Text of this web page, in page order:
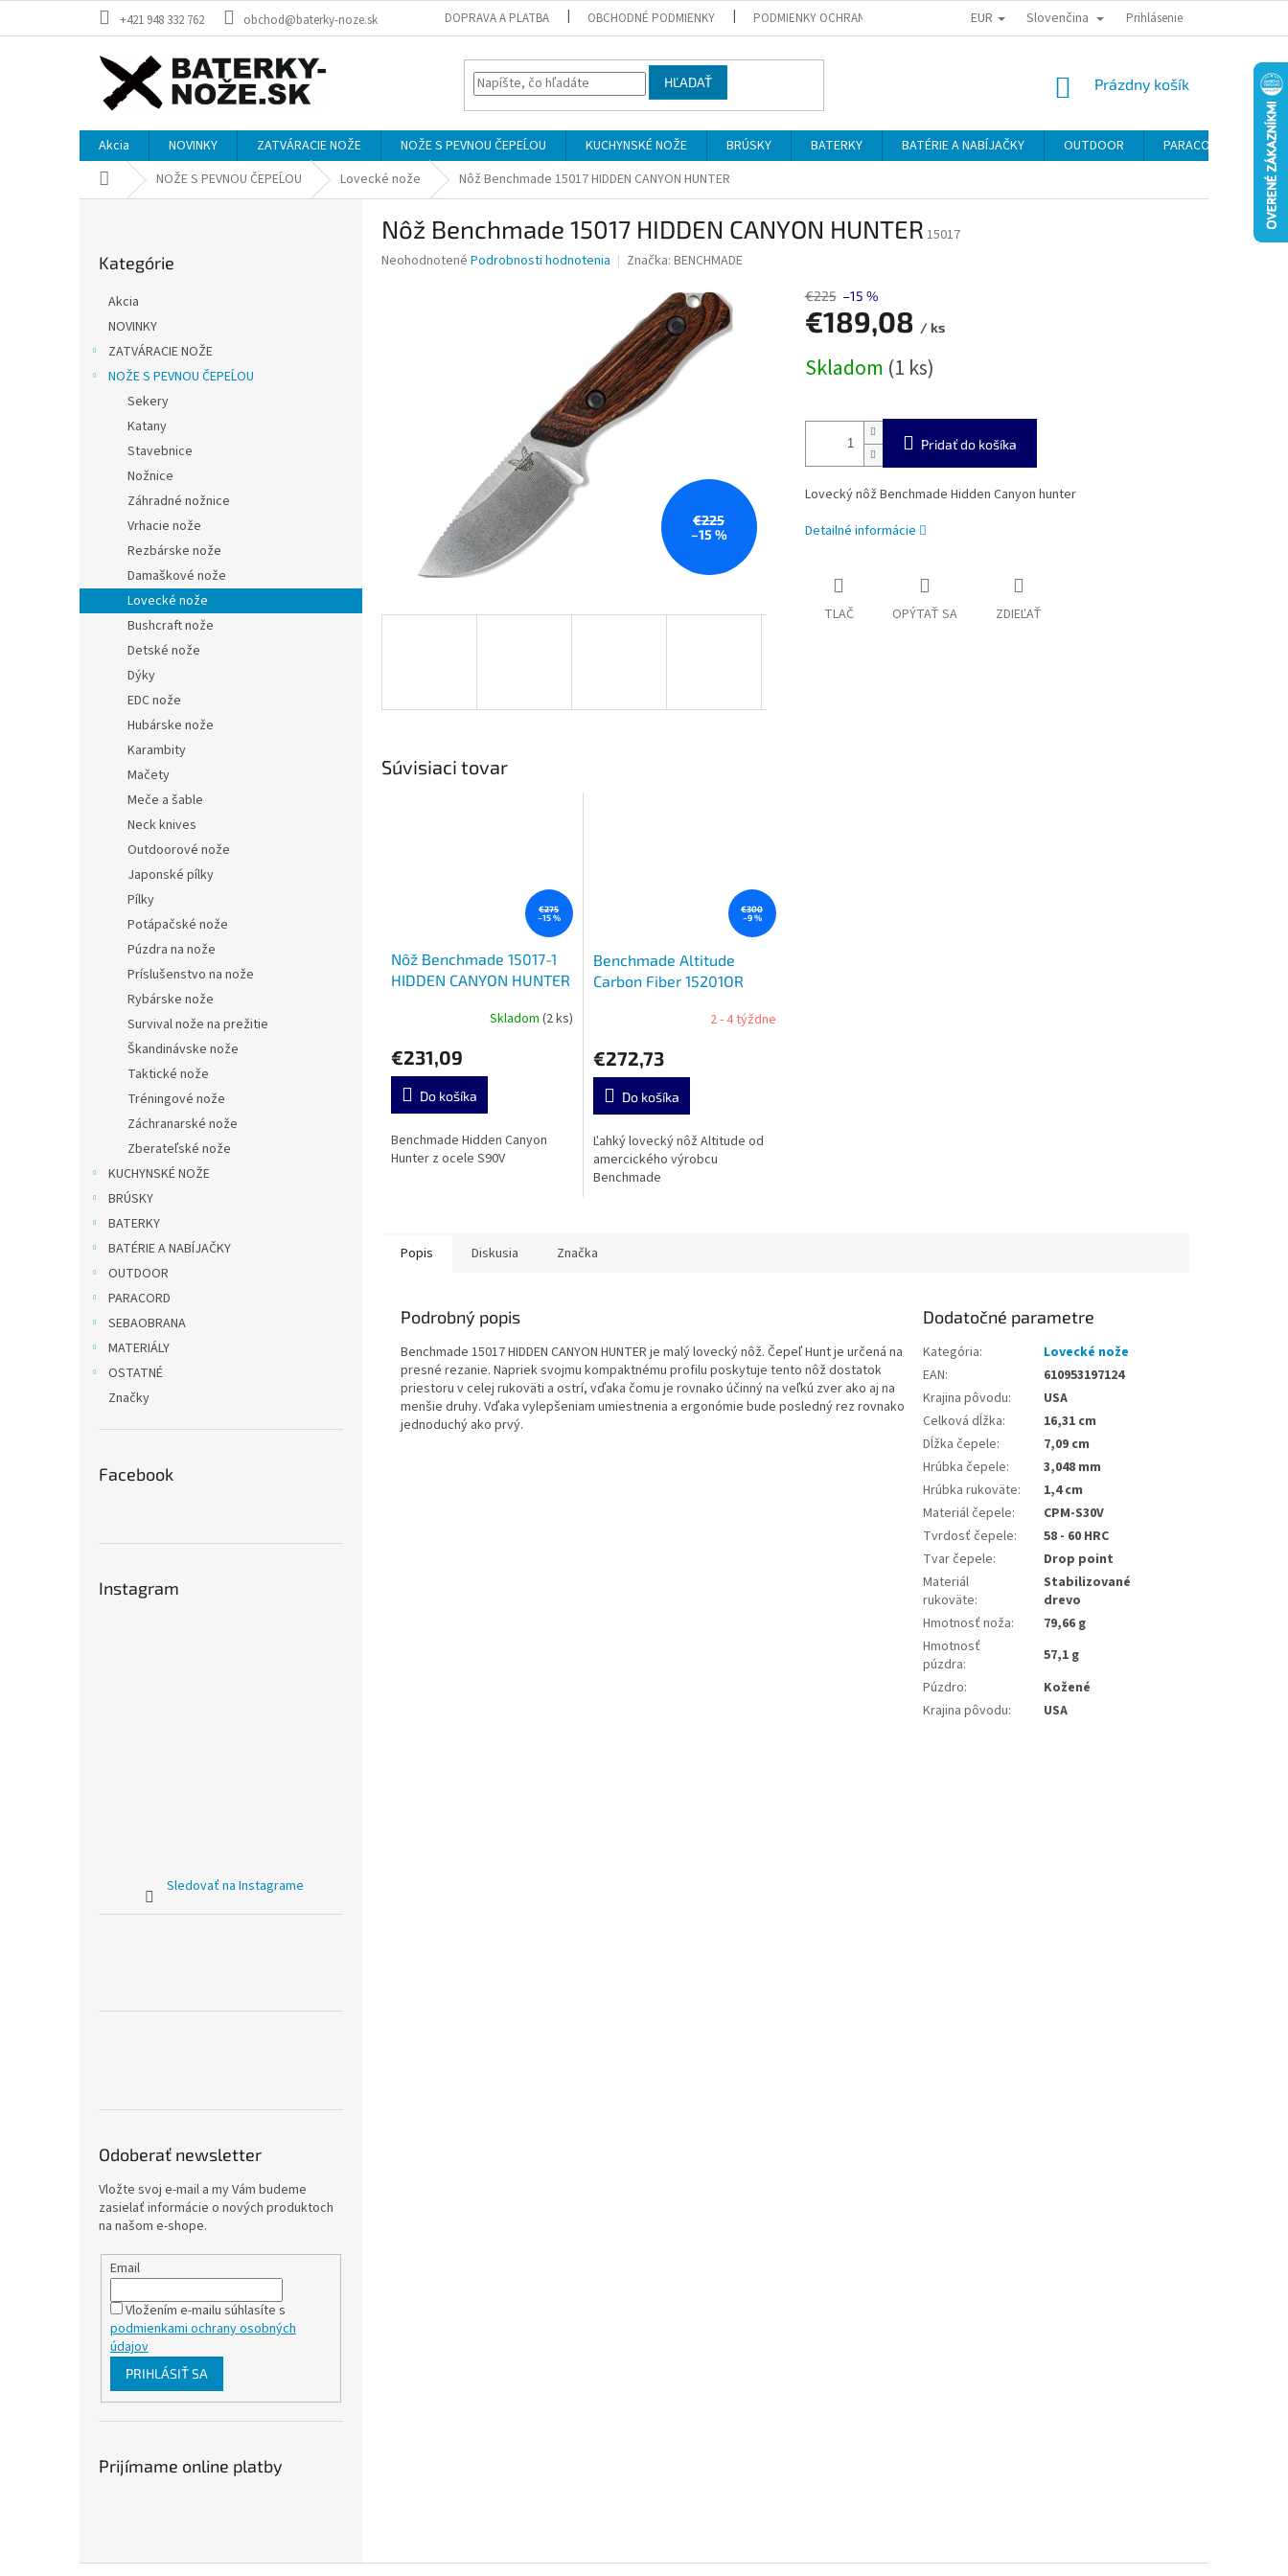
+421 948 332 762 obchod@baterky-noze.sk DOPRAVA A PLATBA OBCHODNÉ PODMIENKY PODMIENKY OCHRANY OSOBNÝCH ÚDAJOV ODSTÚPENIE OD KÚPNEJ ZMLUVY
EUR Slovenčina Prihlásenie
HĽADAŤ
NÁKUPNÝ
Prázdny košík
Akcia NOVINKY ZATVÁRACIE NOŽE NOŽE S PEVNOU ČEPEĹOU KUCHYNSKÉ NOŽE BRÚSKY BATERKY BATÉRIE A NABÍJAČKY OUTDOOR PARACORD
DomovNOŽE S PEVNOU ČEPEĹOU Lovecké nože Nôž Benchmade 15017 HIDDEN CANYON HUNTER
kategórie
Kategórie
Akcia
NOVINKY
ZATVÁRACIE NOŽE
NOŽE S PEVNOU ČEPEĹOU
Sekery
Katany
Stavebnice
Nožnice
Záhradné nožnice
Vrhacie nože
Rezbárske nože
Damaškové nože
Lovecké nože
Bushcraft nože
Detské nože
Dýky
EDC nože
Hubárske nože
Karambity
Mačety
Meče a šable
Neck knives
Outdoorové nože
Japonské pílky
Pílky
Potápačské nože
Púzdra na nože
Príslušenstvo na nože
Rybárske nože
Survival nože na prežitie
Škandinávske nože
Taktické nože
Tréningové nože
Záchranarské nože
Zberateľské nože
KUCHYNSKÉ NOŽE
BRÚSKY
BATERKY
BATÉRIE A NABÍJAČKY
OUTDOOR
PARACORD
SEBAOBRANA
MATERIÁLY
OSTATNÉ
Značky
Facebook
Instagram
Sledovať na Instagrame
Odoberať newsletter
Vložte svoj e-mail a my Vám budeme
zasielať informácie o nových produktoch
na našom e-shope.
Email
Vložením e-mailu súhlasíte s
podmienkami ochrany osobných
údajov
PRIHLÁSIŤ SA
Prijímame online platby
Nôž Benchmade 15017 HIDDEN CANYON HUNTER 15017
Priemerné
Neohodnotené Podrobnosti hodnotenia Značka: BENCHMADE
€225
–15 %
€225 –15 %
€189,08 / ks
cena:
Skladom (1 ks)
Pridať do košíka
Lovecký nôž Benchmade Hidden Canyon hunter
Detailné informácie
TLAČ OPÝTAŤ SA ZDIEĽAŤ
Súvisiaci tovar
€275
–15 %
Nôž Benchmade 15017-1
HIDDEN CANYON HUNTER
Skladom (2 ks)
€231,09
Do košíka
Benchmade Hidden Canyon
Hunter z ocele S90V
€300
–9 %
Benchmade Altitude
Carbon Fiber 15201OR
2 - 4 týždne
€272,73
Do košíka
Ľahký lovecký nôž Altitude od
amercického výrobcu
Benchmade
Popis Diskusia Značka
Podrobný popis
Benchmade 15017 HIDDEN CANYON HUNTER je malý lovecký nôž. Čepeľ Hunt je určená na
presné rezanie. Napriek svojmu kompaktnému profilu poskytuje tento nôž dostatok
priestoru v celej rukoväti a ostrí, vďaka čomu je rovnako účinný na veľkú zver ako aj na
menšie druhy. Vďaka vylepšeniam umiestnenia a ergonómie bude posledný rez rovnako
jednoduchý ako prvý.
Dodatočné parametre
Kategória:
Lovecké nože
EAN:
610953197124
Krajina pôvodu:
USA
Celková dĺžka:
16,31 cm
Dĺžka čepele:
7,09 cm
Hrúbka čepele:
3,048 mm
Hrúbka rukoväte:
1,4 cm
Materiál čepele:
CPM-S30V
Tvrdosť čepele:
58 - 60 HRC
Tvar čepele:
Drop point
Materiál
rukoväte:
Stabilizované
drevo
Hmotnosť noža:
79,66 g
Hmotnosť
púzdra:
57,1 g
Púzdro:
Kožené
Krajina pôvodu: USA